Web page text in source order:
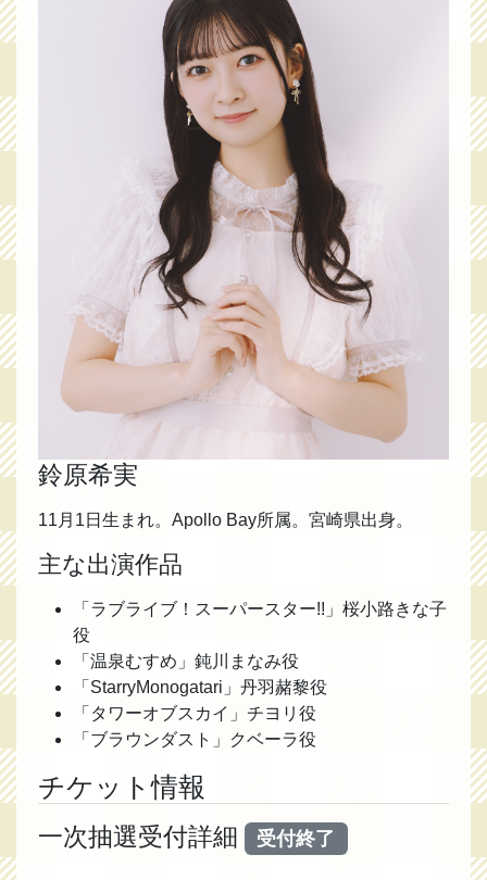
鈴原希実
11月1日生まれ。Apollo Bay所属。宮崎県出身。
主な出演作品
「ラブライブ！スーパースター!!」桜小路きな子
役
「温泉むすめ」鈍川まなみ役
「StarryMonogatari」丹羽赭黎役
「タワーオブスカイ」チヨリ役
「ブラウンダスト」クベーラ役
チケット情報
一次抽選受付詳細 受付終了